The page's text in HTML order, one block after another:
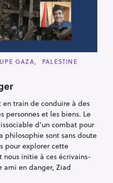
GAZA
PALESTINE
en train de conduire à des
personnes et les biens. Le
d’un combat pour
sont sans doute
pour explorer cette
nous initie à ces écrivains-
ami en danger, Ziad